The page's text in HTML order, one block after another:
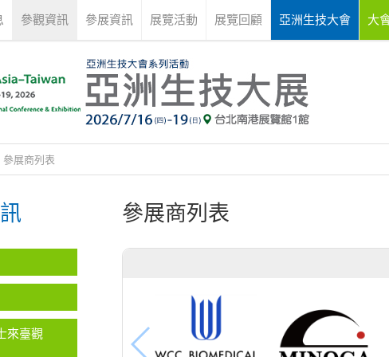
參觀資訊 參展資訊 展覽活動 展覽回顧 亞洲生技大會 大
參展商列表
來臺觀
參展商列表